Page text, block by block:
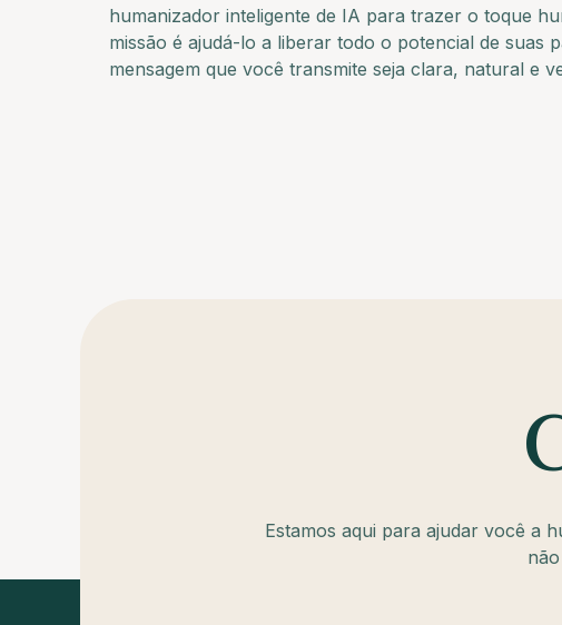
humanizador inteligente de IA para trazer o toque
missão é ajudá-lo a liberar todo o potencial de suas
mensagem que você transmite seja clara, natural e
Estamos aqui para ajudar você a